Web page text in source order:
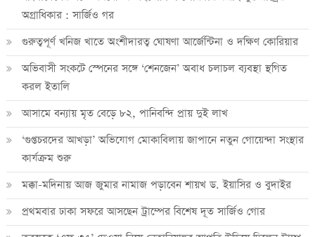
অগ্রাধিকার : সার্জিও গর
গুরুত্বপূর্ণ খনিজ খাতে অংশীদারত্ব ঘোষণা আর্জেন্টিনা ও দক্ষিণ কোরিয়ার
অভিবাসী সংকটে স্পেনের সঙ্গে ‘শেনজেন’ অবাধ চলাচল ব্যবস্থা স্থগিত
করল ইতালি
আসামে বন্যায় মৃত বেড়ে ৮২, পানিবন্দি প্রায় দুই লাখ
‘গুপ্তচরদের আখড়া’ অভিযোগ মোকাবিলায় জাপানে নতুন গোয়েন্দা সংস্থার
কার্যক্রম শুরু
মক্কা-মদিনায় আজ জুমার নামাজ পড়াবেন শায়খ ড. ইয়াসির ও বুদাইর
প্রথমবার ঢাকা সফরে আসছেন ট্রাম্পের বিশেষ দূত সার্জিও গোর